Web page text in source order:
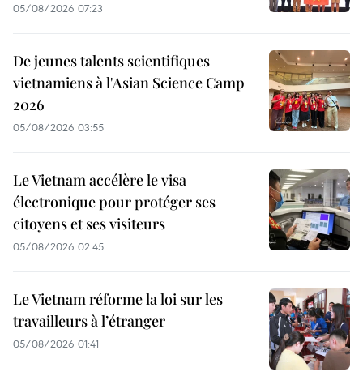
05/08/2026 07:23
De jeunes talents scientifiques
vietnamiens à l'Asian Science Camp
2026
05/08/2026 03:55
Le Vietnam accélère le visa
électronique pour protéger ses
citoyens et ses visiteurs
05/08/2026 02:45
Le Vietnam réforme la loi sur les
travailleurs à l’étranger
05/08/2026 01:41